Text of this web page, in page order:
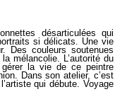
désarticulées qui
si délicats. Une vie
Des couleurs soutenues
mélancolie. L’autorité du
la vie de ce peintre
Dans son atelier, c’est
qui débute. Voyage